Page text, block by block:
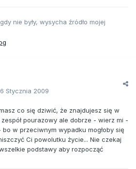
nie były, wysycha źródło mojej
Stycznia 2009
co się dziwić, że znajdujesz się w
pourazowy ale dobrze - wierz mi -
w przeciwnym wypadku mogłoby się
Ci powolutku życie... Nie czekaj
podstawy aby rozpocząć